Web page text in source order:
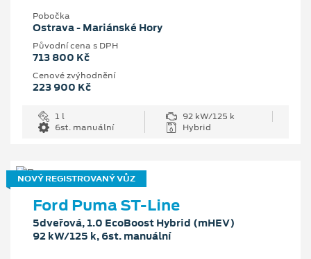
Pobočka
Ostrava - Mariánské Hory
Původní cena s DPH
713 800 Kč
Cenové zvýhodnění
223 900 Kč
1 l
92 kW/125 k
6st. manuální
Hybrid
NOVÝ REGISTROVANÝ VŮZ
Ford Puma ST-Line
5dveřová, 1.0 EcoBoost Hybrid (mHEV)
92 kW/125 k, 6st. manuální